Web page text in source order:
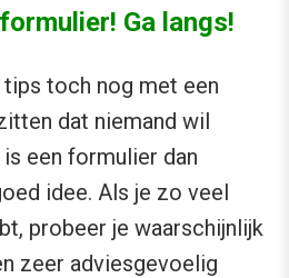
Ga langs!
toch nog met een
dat niemand wil
een formulier dan
idee. Als je zo veel
probeer je waarschijnlijk
zeer adviesgevoelig